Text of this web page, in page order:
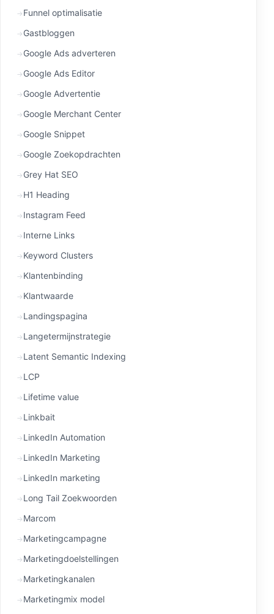
Funnel optimalisatie
Gastbloggen
Google Ads adverteren
Google Ads Editor
Google Advertentie
Google Merchant Center
Google Snippet
Google Zoekopdrachten
Grey Hat SEO
H1 Heading
Instagram Feed
Interne Links
Keyword Clusters
Klantenbinding
Klantwaarde
Landingspagina
Langetermijnstrategie
Latent Semantic Indexing
LCP
Lifetime value
Linkbait
LinkedIn Automation
LinkedIn Marketing
LinkedIn marketing
Long Tail Zoekwoorden
Marcom
Marketingcampagne
Marketingdoelstellingen
Marketingkanalen
Marketingmix model